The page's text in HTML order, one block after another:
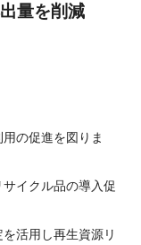
量を削減
の促進を図りま
イクル品の導入促
活用し再生資源リ